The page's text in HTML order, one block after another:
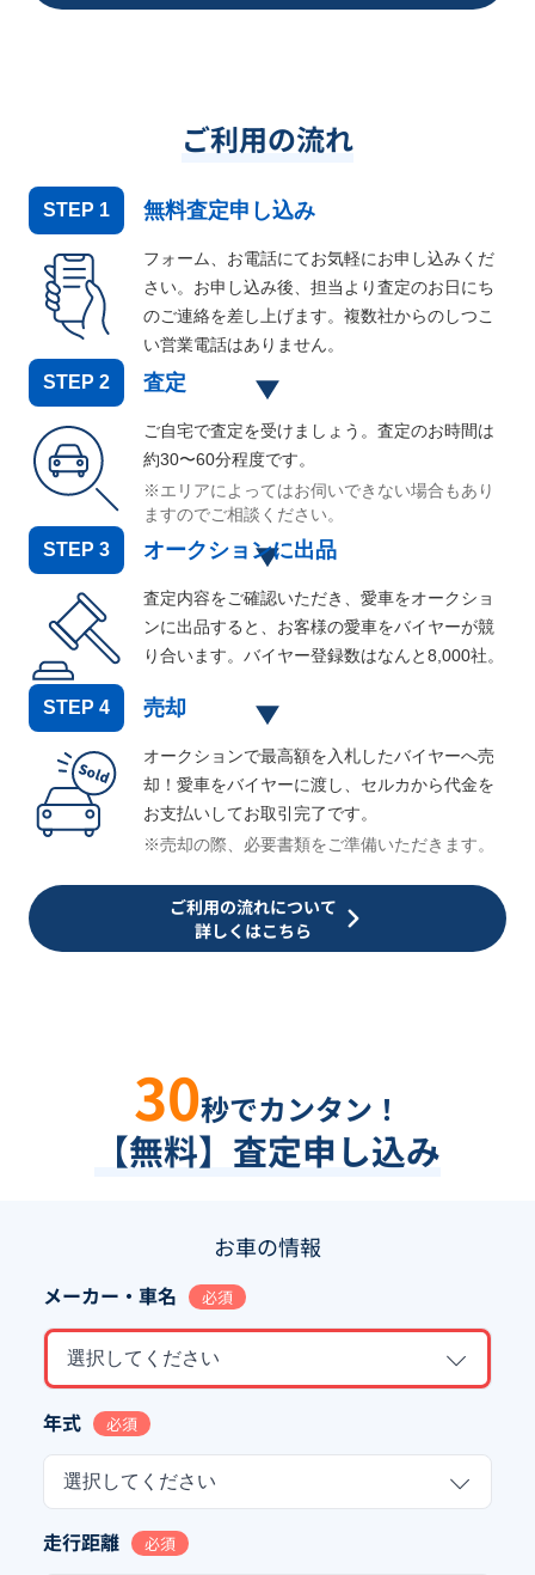
ご利用の流れ
STEP 1 無料査定申し込み
フォーム、お電話にてお気軽にお申し込みくだ
さい。お申し込み後、担当より査定のお日にち
のご連絡を差し上げます。複数社からのしつこ
い営業電話はありません。
STEP 2 査定
ご自宅で査定を受けましょう。査定のお時間は
約30〜60分程度です。
※エリアによってはお伺いできない場合もあり
ますのでご相談ください。
STEP 3 オークションに出品
査定内容をご確認いただき、愛車をオークショ
ンに出品すると、お客様の愛車をバイヤーが競
り合います。バイヤー登録数はなんと8,000社。
STEP 4 売却
オークションで最高額を入札したバイヤーへ売
却！愛車をバイヤーに渡し、セルカから代金を
お支払いしてお取引完了です。
※売却の際、必要書類をご準備いただきます。
ご利用の流れについて
詳しくはこちら
30秒でカンタン！
【無料】査定申し込み
お車の情報
メーカー・車名 必須
選択してください
年式 必須
選択してください
走行距離 必須